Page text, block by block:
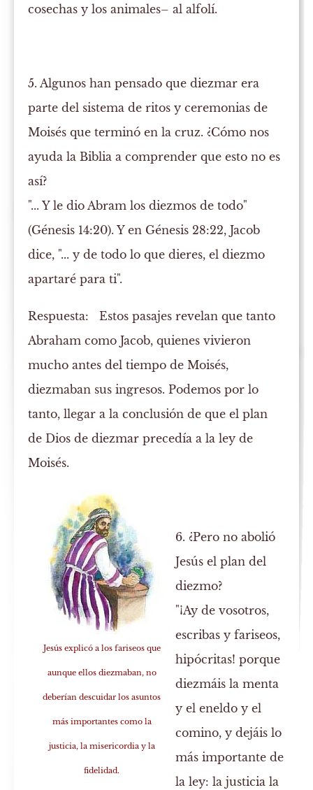
cosechas y los animales– al alfolí.
5. Algunos han pensado que diezmar era
parte del sistema de ritos y ceremonias de
Moisés que terminó en la cruz. ¿Cómo nos
ayuda la Biblia a comprender que esto no es
así?
"... Y le dio Abram los diezmos de todo"
(Génesis 14:20). Y en Génesis 28:22, Jacob
dice, "... y de todo lo que dieres, el diezmo
apartaré para ti".
Respuesta: Estos pasajes revelan que tanto
Abraham como Jacob, quienes vivieron
mucho antes del tiempo de Moisés,
diezmaban sus ingresos. Podemos por lo
tanto, llegar a la conclusión de que el plan
de Dios de diezmar precedía a la ley de
Moisés.
Jesús explicó a los fariseos que
aunque ellos diezmaban, no
deberían descuidar los asuntos
más importantes como la
justicia, la misericordia y la
fidelidad.
6. ¿Pero no abolió
Jesús el plan del
diezmo?
"¡Ay de vosotros,
escribas y fariseos,
hipócritas! porque
diezmáis la menta
y el eneldo y el
comino, y dejáis lo
más importante de
la ley: la justicia la